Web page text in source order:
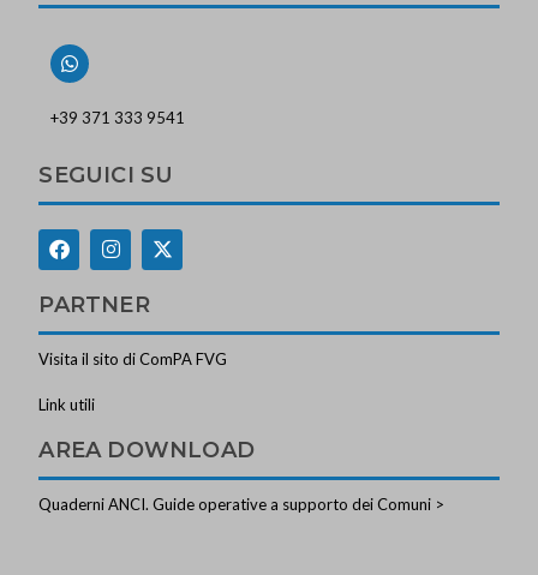
+39 371 333 9541
SEGUICI SU
PARTNER
Visita il sito di ComPA FVG
Link utili
AREA DOWNLOAD
Quaderni ANCI. Guide operative a supporto dei Comuni >